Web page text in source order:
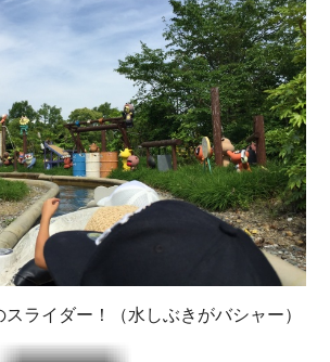
ライダー！（水しぶきがバシャー）